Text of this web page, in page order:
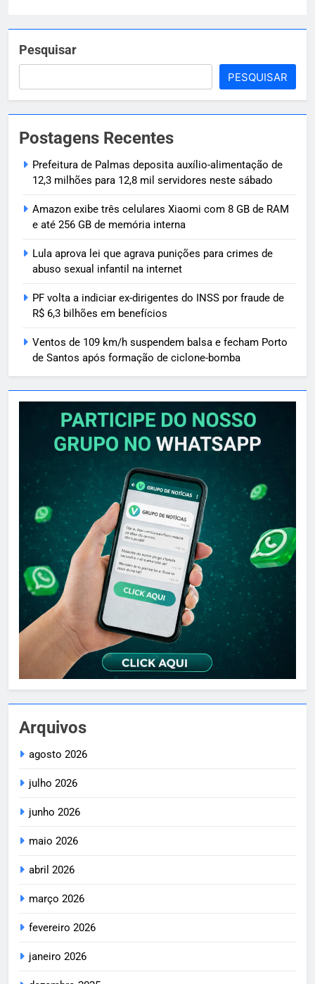
Pesquisar
PESQUISAR
Postagens Recentes
Prefeitura de Palmas deposita auxílio-alimentação de
12,3 milhões para 12,8 mil servidores neste sábado
Amazon exibe três celulares Xiaomi com 8 GB de RAM
e até 256 GB de memória interna
Lula aprova lei que agrava punições para crimes de
abuso sexual infantil na internet
PF volta a indiciar ex-dirigentes do INSS por fraude de
R$ 6,3 bilhões em benefícios
Ventos de 109 km/h suspendem balsa e fecham Porto
de Santos após formação de ciclone-bomba
Arquivos
agosto 2026
julho 2026
junho 2026
maio 2026
abril 2026
março 2026
fevereiro 2026
janeiro 2026